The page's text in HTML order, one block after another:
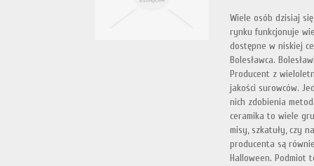
Wiele osób dzisiaj
rynku funkcjonuje
dostępne w niskiej
Bolesławca.
Producent z
jakości surowców.
nich zdobienia
ceramika to wiele
misy, szkatuły, czy
producenta są
Halloween. Podmiot